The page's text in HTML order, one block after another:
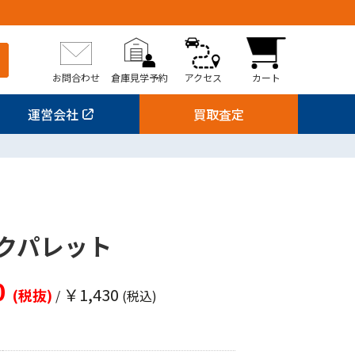
お問合わせ 倉庫見学予約 アクセス カート
運営会社 買取査定
パレット
(税抜) / ￥1,430 (税込)